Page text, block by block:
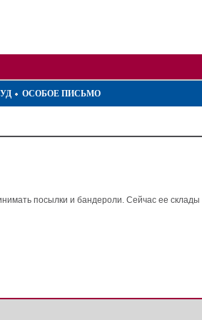
ОСОБОЕ ПИСЬМО
посылки и бандероли. Сейчас ее